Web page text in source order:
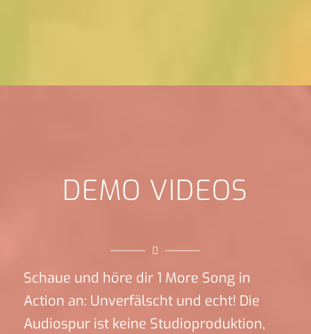
DEMO VIDEOS
Schaue und höre dir 1 More Song in
Action an: Unverfälscht und echt! Die
Audiospur ist keine Studioproduktion,